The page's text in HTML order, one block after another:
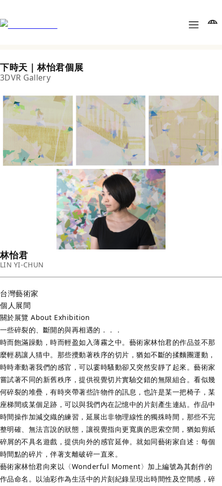
下時天｜林怡君個展
3DVR Gallery
林怡君
LIN YI-CHUN
台灣藝術家
個人展間
關於展覽 About Exhibition
一些碎裂的、斷開的與再相遇的．．．
時而飽滿躁動，時而輕盈如入薄霧之中。藝術家林怡君的作品並不那
麼輕易讓人猜中。那些攪動著秩序的切片，猶如不斷的揉麵團運動，
時時牽動著我們的感官，可以霎時騷動卻又突然安靜了起來。藝術家
嘗試著不同的新舊秩序，提供視覺切片實驗交錯的無限組合。看似幾
何碎裂的堆疊，有時夾帶著些許物件的訊息，也許是某一把椅子，某
座梯間或某個足跡，可以與我們內在記憶中的片刻產生連結。作品中
時間操作加減交織的練習，延展出非物理線性的獨殊時間，那些不完
整明確、無法言說的狀態，讓視覺指向更寬廣的思索空間，猶如剪紙
碎屑的不具名遊戲，提供向外的感官延伸。就如同藝術家自述：每個
時間點的碎片，伴著支離破碎一直來。
藝術家林怡君向來以〈Wonderful Moment〉加上編號為其創作的
作品命名。以油彩作為生活中的片刻紀錄呈現出時間性及空間感，碎